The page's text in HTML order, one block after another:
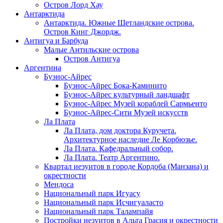
Остров Лорд Хау
Антарктида
Антарктида. Южные Шетландские острова.
Остров Кинг Джордж.
Антигуа и Барбуда
Малые Антильские острова
Остров Антигуа
Аргентина
Буэнос-Айрес
Буэнос-Айрес Бока-Каминито
Буэнос-Айрес культурный ландшафт
Буэнос-Айрес Музей кораблей Сармьенто
Буэнос-Айрес-Сити Музей искусств
Ла Плата
Ла Плата, дом доктора Куручета.
Архитектурное наследие Ле Корбюзье.
Ла Плата. Кафедральный собор.
Ла Плата. Театр Аргентино.
Квартал иезуитов в городе Кордоба (Манзана) и
окрестности
Мендоса
Национальный парк Игуасу
Национальный парк Исчигуаласто
Национальный парк Талампайя
Постройки иезуитов в Альта Грасия и окрестности